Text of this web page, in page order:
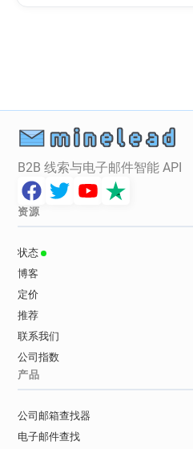
B2B 线索与电子邮件智能 API
资源
状态
博客
定价
推荐
联系我们
公司指数
产品
公司邮箱查找器
电子邮件查找